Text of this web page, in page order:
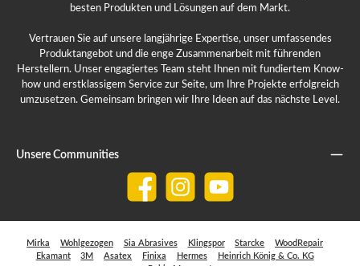
besten Produkten und Lösungen auf dem Markt.
Vertrauen Sie auf unsere langjährige Expertise, unser umfassendes
Produktangebot und die enge Zusammenarbeit mit führenden
Herstellern. Unser engagiertes Team steht Ihnen mit fundiertem Know-
how und erstklassigem Service zur Seite, um Ihre Projekte erfolgreich
umzusetzen. Gemeinsam bringen wir Ihre Ideen auf das nächste Level.
Unsere Communities
Facebook Instagram YouTube
Mirka Wohlgezogen Sia Abrasives Klingspor Starcke
WoodRepair
Ekamant
3M Asatex Finixa Hermes
Heinrich König & Co. KG